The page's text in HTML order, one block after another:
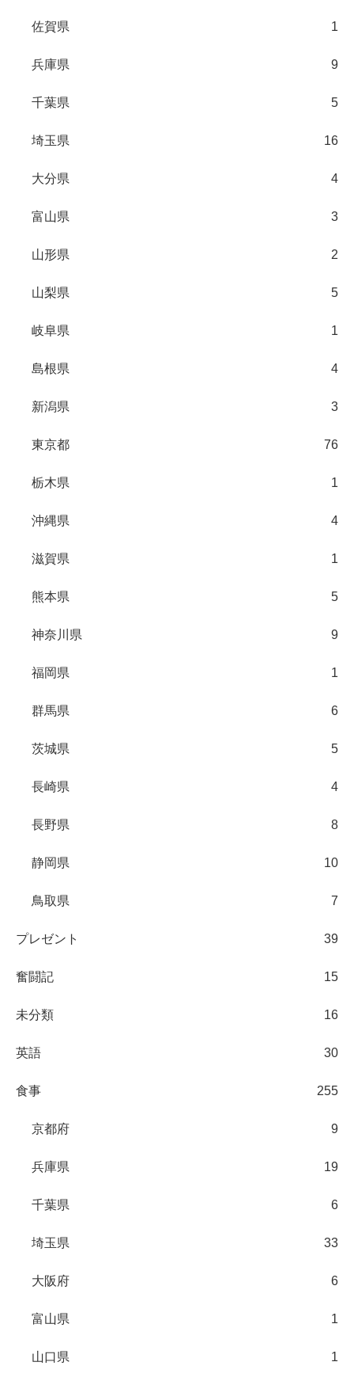
佐賀県 1
兵庫県 9
千葉県 5
埼玉県 16
大分県 4
富山県 3
山形県 2
山梨県 5
岐阜県 1
島根県 4
新潟県 3
東京都 76
栃木県 1
沖縄県 4
滋賀県 1
熊本県 5
神奈川県 9
福岡県 1
群馬県 6
茨城県 5
長崎県 4
長野県 8
静岡県 10
鳥取県 7
プレゼント 39
奮闘記 15
未分類 16
英語 30
食事 255
京都府 9
兵庫県 19
千葉県 6
埼玉県 33
大阪府 6
富山県 1
山口県 1